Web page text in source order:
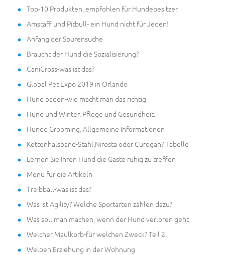
Top-10 Produkten, empfohlen für Hundebesitzer
Amstaff und Pitbull- ein Hund nicht für Jeden!
Anfang der Spurensuche
Braucht der Hund die Sozialisierung?
CaniCross-was ist das?
Global Pet Expo 2019 in Orlando
Hund baden-wie macht man das richtig
Hund und Winter. Pflege und Gesundheit.
Hunde Grooming. Allgemeine Informationen
Kettenhalsband-Stahl,Nirosta oder Curogan? Tabelle
Lernen Sie Ihren Hund die Gäste ruhig zu treffen
Menü für die Artikeln
Treibball-was ist das?
Was ist Agility? Welche Sportarten zählen dazu?
Was soll man machen, wenn der Hund verloren geht
Welcher Maulkorb-für welchen Zweck? Teil 2.
Welpen Erziehung in der Wohnung